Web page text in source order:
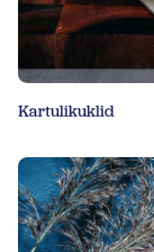
Kartulikuklid